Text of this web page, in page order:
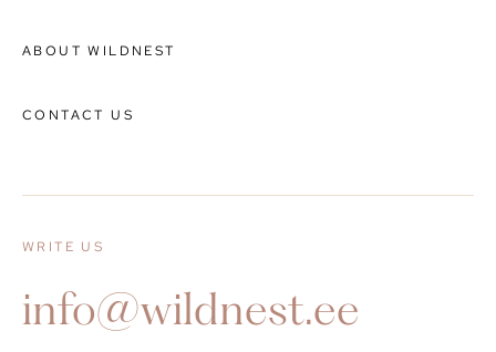
ABOUT WILDNEST
CONTACT US
WRITE US
info@wildnest.ee